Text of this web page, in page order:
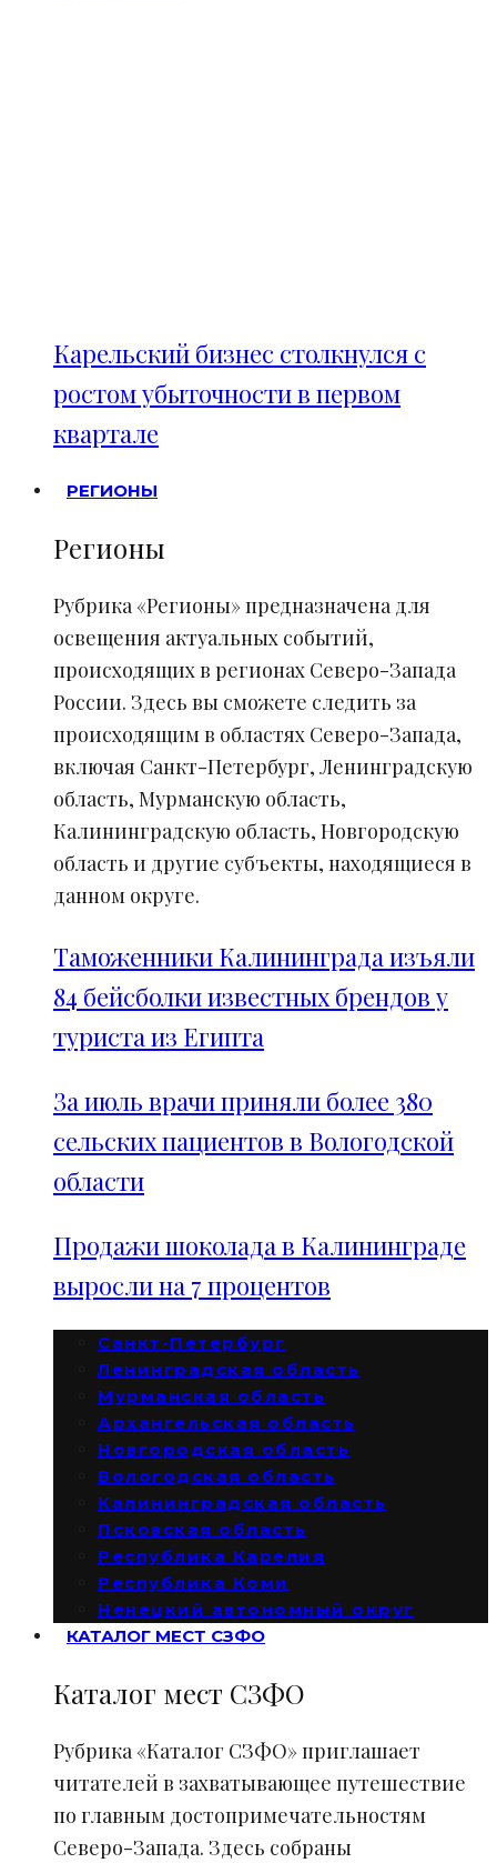
Карельский бизнес столкнулся с
ростом убыточности в первом
квартале
РЕГИОНЫ
Регионы
Рубрика «Регионы» предназначена для
освещения актуальных событий,
происходящих в регионах Северо-Запада
России. Здесь вы сможете следить за
происходящим в областях Северо-Запада,
включая Санкт-Петербург, Ленинградскую
область, Мурманскую область,
Калининградскую область, Новгородскую
область и другие субъекты, находящиеся в
данном округе.
Таможенники Калининграда изъяли
84 бейсболки известных брендов у
туриста из Египта
За июль врачи приняли более 380
сельских пациентов в Вологодской
области
Продажи шоколада в Калининграде
выросли на 7 процентов
Санкт-Петербург
Ленинградская область
Мурманская область
Архангельская область
Новгородская область
Вологодская область
Калининградская область
Псковская область
Республика Карелия
Республика Коми
Ненецкий автономный округ
КАТАЛОГ МЕСТ СЗФО
Каталог мест СЗФО
Рубрика «Каталог СЗФО» приглашает
читателей в захватывающее путешествие
по главным достопримечательностям
Северо-Запада. Здесь собраны